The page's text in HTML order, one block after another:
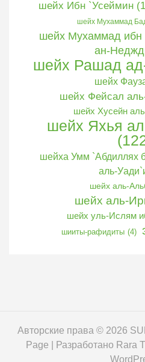
шейх Ибн `Усеймин
шейх Мухаммад
шейх Мухаммад ибн
ан-
шейх Рашад
шейх
шейх Фейсал
шейх Хусейн
шейх Яхья
шейха Умм `Абдиллях
аль-
шейх аль-
шейх аль-
шейх уль-Ислям
шииты-рафидиты (4)
Авторские права © 2026
Page | Разработано Rara